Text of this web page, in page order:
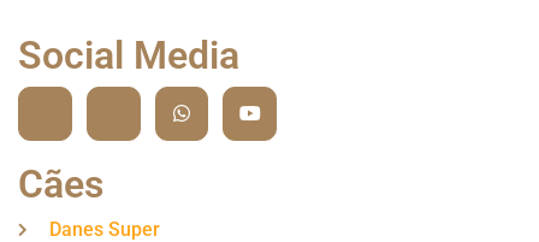
Social Media
Cães
Danes Super